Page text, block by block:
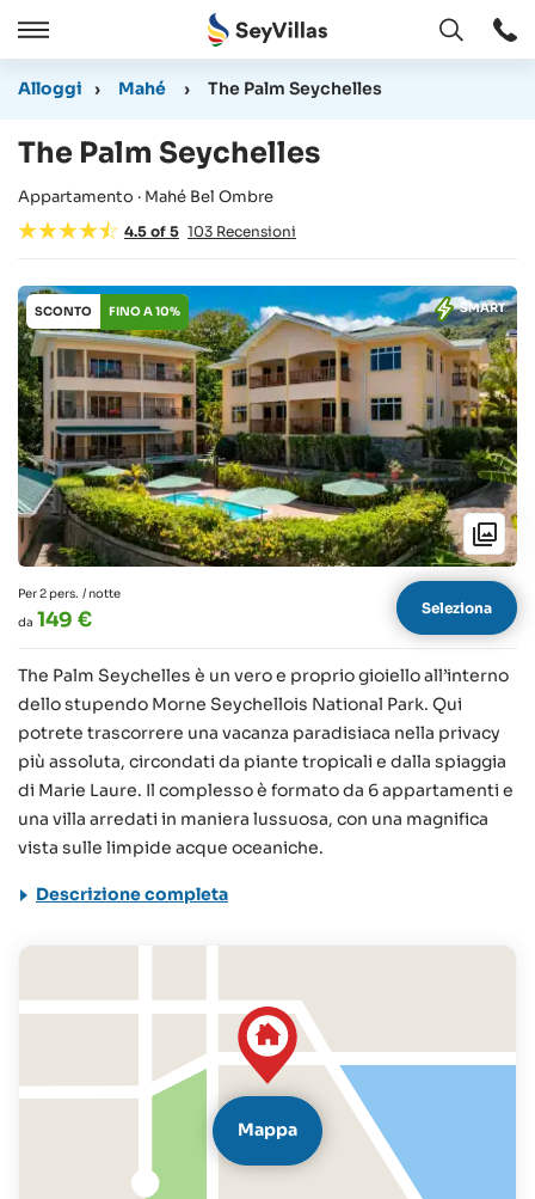
Chiudere
Aperto
Alloggi › Mahé › The Palm Seychelles
The Palm Seychelles
Appartamento · Mahé Bel Ombre
4.5 of 5 103 Recensioni
SMART
SCONTO FINO A 10%
Per 2 pers. / notte
da 149 € Seleziona
The Palm Seychelles è un vero e proprio gioiello all’interno
dello stupendo Morne Seychellois National Park. Qui
potrete trascorrere una vacanza paradisiaca nella privacy
più assoluta, circondati da piante tropicali e dalla spiaggia
di Marie Laure. Il complesso è formato da 6 appartamenti e
una villa arredati in maniera lussuosa, con una magnifica
vista sulle limpide acque oceaniche.
Descrizione completa
Mappa